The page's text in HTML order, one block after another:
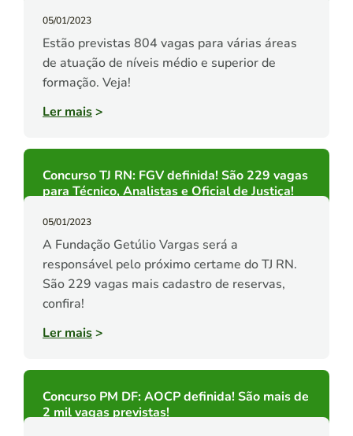
05/01/2023
Estão previstas 804 vagas para várias áreas
de atuação de níveis médio e superior de
formação. Veja!
Ler mais>
Concurso TJ RN: FGV definida! São 229 vagas
para Técnico, Analistas e Oficial de Justiça!
05/01/2023
A Fundação Getúlio Vargas será a
responsável pelo próximo certame do TJ RN.
São 229 vagas mais cadastro de reservas,
confira!
Ler mais>
Concurso PM DF: AOCP definida! São mais de
2 mil vagas previstas!